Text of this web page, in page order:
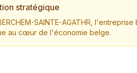
stratégique
SAINTE-AGATHR,
au cœur de l'économie belge.